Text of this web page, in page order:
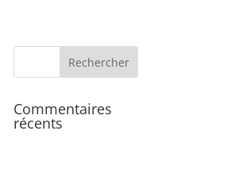
Commentaires
récents